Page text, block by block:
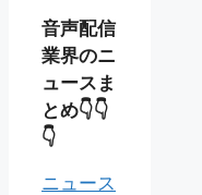
音声配信
業界のニ
ュースま
とめ👇👇
👇
ニュース